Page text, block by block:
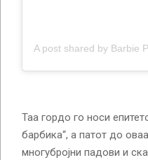
Таа гордо го носи
барбика“, а патот до
многубројни падови и